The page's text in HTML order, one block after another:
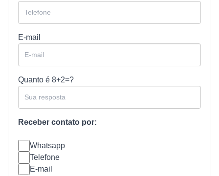
E-mail
Quanto é 8+2=?
Receber contato por:
Whatsapp
Telefone
E-mail